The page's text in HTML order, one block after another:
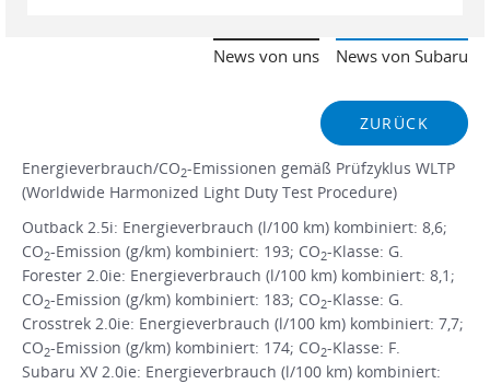
News von Subaru
News von uns
ZURÜCK
Energieverbrauch/CO2-Emissionen gemäß Prüfzyklus WLTP
(Worldwide Harmonized Light Duty Test Procedure)
Outback 2.5i: Energieverbrauch (l/100 km) kombiniert: 8,6;
CO2-Emission (g/km) kombiniert: 193; CO2-Klasse: G.
Forester 2.0ie: Energieverbrauch (l/100 km) kombiniert: 8,1;
CO2-Emission (g/km) kombiniert: 183; CO2-Klasse: G.
Crosstrek 2.0ie: Energieverbrauch (l/100 km) kombiniert: 7,7;
CO2-Emission (g/km) kombiniert: 174; CO2-Klasse: F.
Subaru XV 2.0ie: Energieverbrauch (l/100 km) kombiniert: